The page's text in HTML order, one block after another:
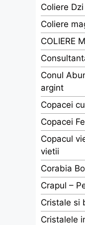
Coliere
Coliere
COLIERE
Conul
argint
Copacei
Copacei
Copacul
vietii
Corabia
Crapul –
Cristale si
Cristalele